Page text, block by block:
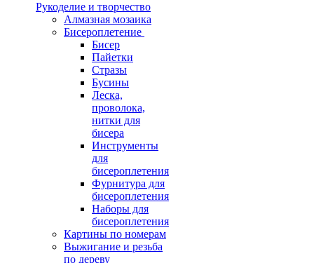
Рукоделие и творчество
Алмазная мозаика
Бисероплетение
Бисер
Пайетки
Стразы
Бусины
Леска,
проволока,
нитки для
бисера
Инструменты
для
бисероплетения
Фурнитура для
бисероплетения
Наборы для
бисероплетения
Картины по номерам
Выжигание и резьба
по дереву